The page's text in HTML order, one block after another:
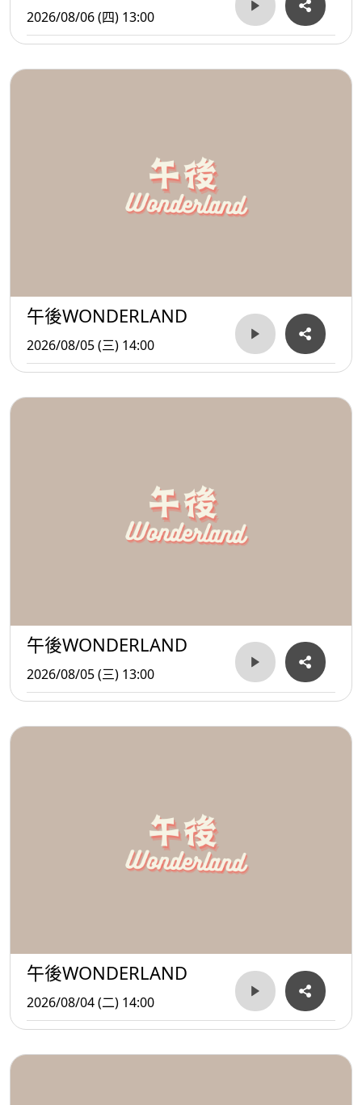
2026/08/06 (四) 13:00
午後WONDERLAND
2026/08/05 (三) 14:00
午後WONDERLAND
2026/08/05 (三) 13:00
午後WONDERLAND
2026/08/04 (二) 14:00